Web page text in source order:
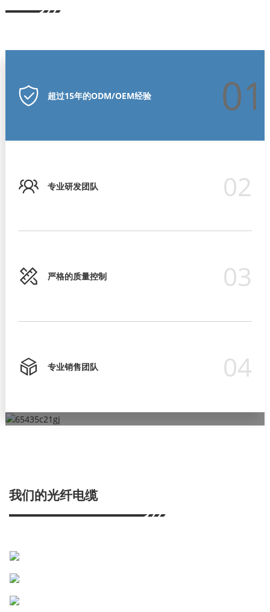
超过15年的ODM/OEM经验 01
专业研发团队 02
严格的质量控制 03
专业销售团队 04
严格的质量控制
专业销售团队
我们的光纤电缆